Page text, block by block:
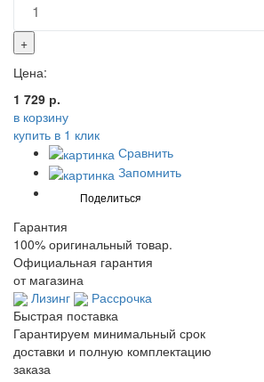
+
Цена:
1 729 р.
в корзину
купить в 1 клик
Сравнить
Запомнить
Гарантия
100% оригинальный товар.
Официальная гарантия
от магазина
Лизинг
Рассрочка
Быстрая поставка
Гарантируем минимальный срок
доставки и полную комплектацию
заказа